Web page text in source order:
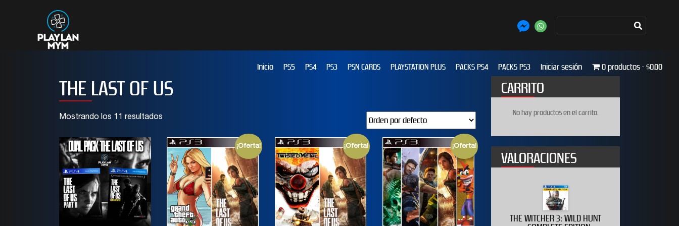
Inicio PS5 PS4 PS3 PSN CARDS PLAYSTATION PLUS PACKS PS4 PACKS PS3 Iniciar sesión 0 productos $0.00
THE LAST OF US
Mostrando los 11 resultados
¡Oferta! ¡Oferta! ¡Oferta!
CARRITO
No hay productos en el carrito.
VALORACIONES
JUST DANCE 2019
EFOOTBALL PES 2020
THE WITCHER 3: WILD HUNT